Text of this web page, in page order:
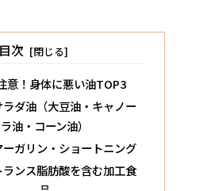
目次
意！身体に悪い油TOP3
ダ油（大豆油・キャノー
ラ油・コーン油）
ガリン・ショートニング
ンス脂肪酸を含む加工食